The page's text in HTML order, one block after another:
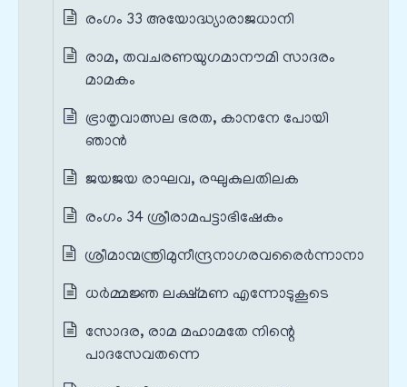
രംഗം 33 അയോദ്ധ്യാരാജധാനി
രാമ, തവചരണയുഗമാനൗമി സാദരം
മാമകം
ഭ്രാതൃവാത്സല ഭരത, കാനനേ പോയി
ഞാൻ
ജയജയ രാഘവ, രഘുകുലതിലക
രംഗം 34 ശ്രീരാമപട്ടാഭിഷേകം
ശ്രീമാന്മന്ത്രിമുനീന്ദ്രനാഗരവരൈർന്നാനാ
ധർമ്മജ്ഞ ലക്ഷ്മണ എന്നോടുകൂടെ
സോദര, രാമ മഹാമതേ നിന്റെ
പാദസേവതന്നെ